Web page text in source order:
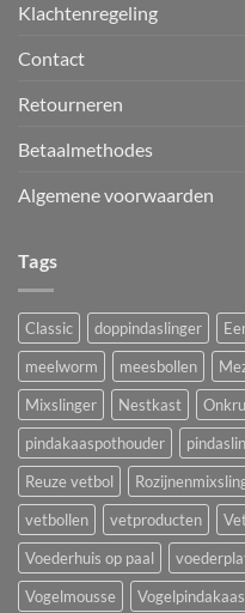
Klachtenregeling
Contact
Retourneren
Betaalmethodes
Algemene voorwaarden
Tags
Classic doppindaslinger
meelworm
meesbollen
Mixslinger
Nestkast
pindakaaspothouder
Reuze vetbol
vetbollen
vetproducten
Voederhuis op paal
Vogelmousse
Vogelpindakaas